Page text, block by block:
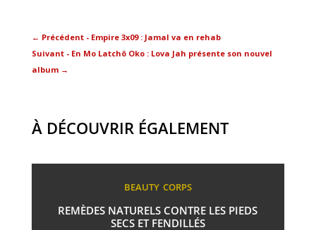
← Précédent - Empire 3x09 : Jamal va en rehab
Suivant - En Mo Latchô Oko : Lova Jah présente son nouvel
album→
À DÉCOUVRIR ÉGALEMENT
BEAUTY CORPS
REMÈDES NATURELS CONTRE LES PIEDS
SECS ET FENDILLÉS